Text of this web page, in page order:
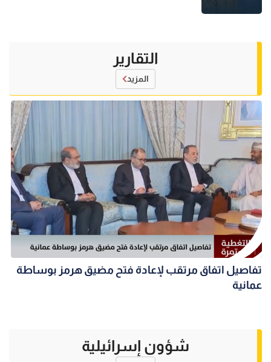
التقارير
المزيد
تفاصيل اتفاق مرتقب لإعادة فتح مضيق هرمز بوساطة
عمانية
شؤون إسرائيلية